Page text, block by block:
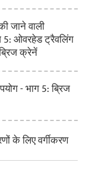
जाने वाली
5: ओवरहेड ट्रैवलिंग
क्रेनें
- भाग 5: ब्रिज
के लिए वर्गीकरण